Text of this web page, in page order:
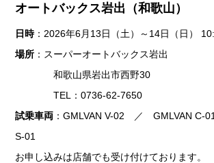
オートバックス岩出（和歌山）
日時：2026年6月13日（土）～14日（日）
場所 ：スーパーオートバックス岩出
和歌山県岩出市西野30
TEL：0736-62-7650
試乗車両 ：GMLVAN V-02 ／ GMLVAN
S-01
お申し込みは店舗でも受け付けております。